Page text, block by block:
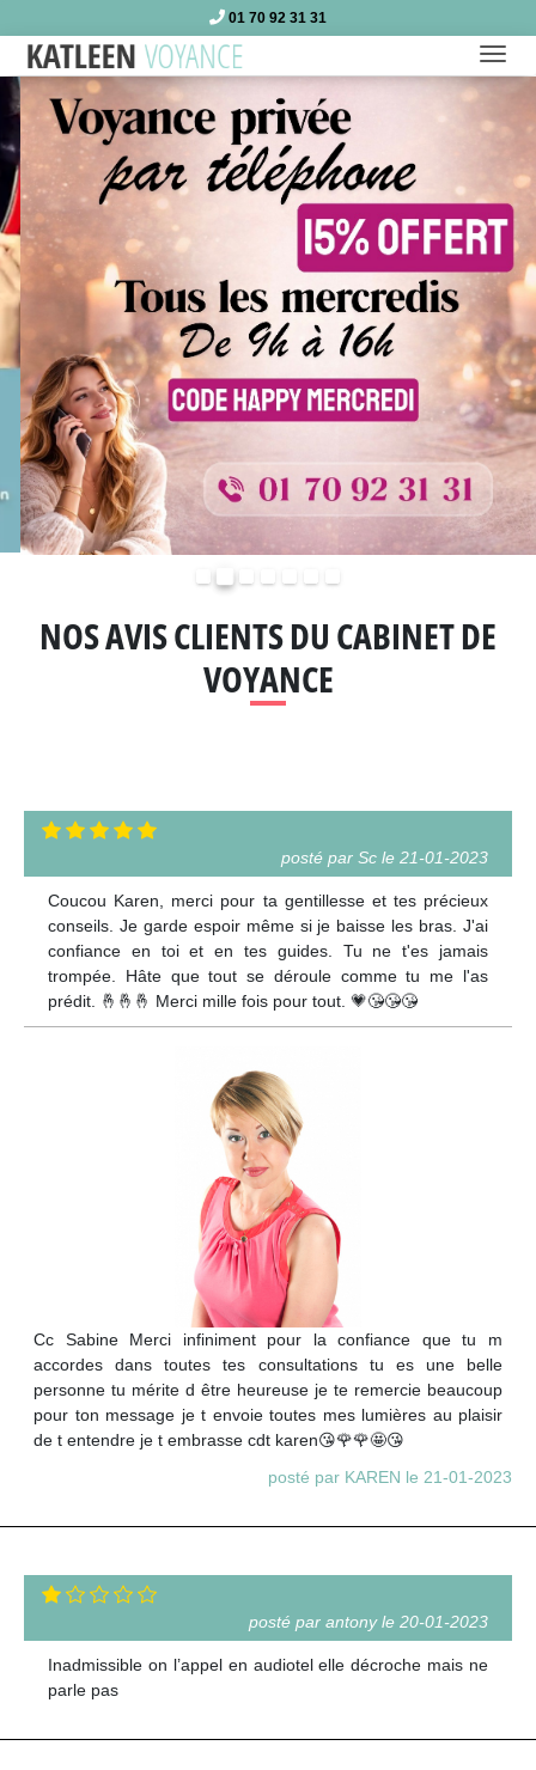
01 70 92 31 31
NOS AVIS CLIENTS DU CABINET DE
VOYANCE
posté par Sc le 21-01-2023
Coucou Karen, merci pour ta gentillesse et tes précieux
conseils. Je garde espoir même si je baisse les bras. J'ai
confiance en toi et en tes guides. Tu ne t'es jamais
trompée. Hâte que tout se déroule comme tu me l'as
prédit. 🤞🤞🤞 Merci mille fois pour tout. 💗😘😘😘
Cc Sabine Merci infiniment pour la confiance que tu m
accordes dans toutes tes consultations tu es une belle
personne tu mérite d être heureuse je te remercie beaucoup
pour ton message je t envoie toutes mes lumières au plaisir
de t entendre je t embrasse cdt karen😘🌹🌹🤩😘
posté par KAREN le 21-01-2023
posté par antony le 20-01-2023
Inadmissible on l’appel en audiotel elle décroche mais ne
parle pas